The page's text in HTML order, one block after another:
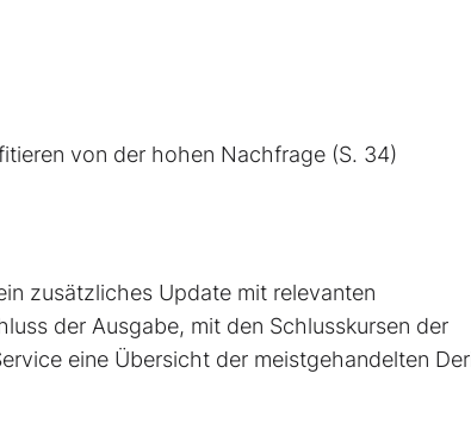
von der hohen Nachfrage (S. 34)
zusätzliches Update mit relevanten
der Ausgabe, mit den Schlusskursen der
eine Übersicht der meistgehandelten